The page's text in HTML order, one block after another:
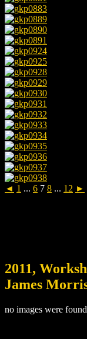
◄ 1 ... 6 7 8 ... 12 ►
2011,
James
no images were found